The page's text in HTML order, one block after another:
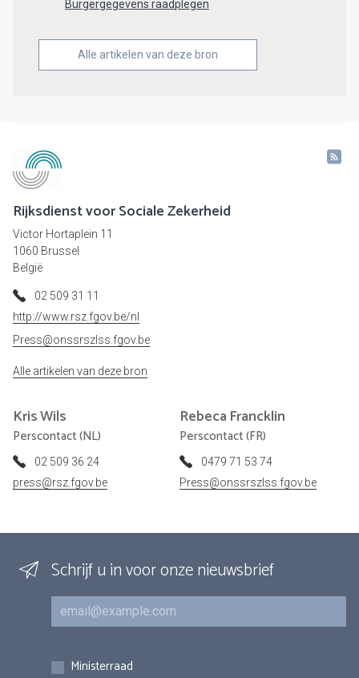
Burgergegevens raadplegen
Alle artikelen van deze bron
Rijksdienst voor Sociale Zekerheid
Victor Hortaplein 11
1060 Brussel
België
02 509 31 11
http://www.rsz.fgov.be/nl
Press@onssrszlss.fgov.be
Alle artikelen van deze bron
KrisWils
Perscontact (NL)
02 509 36 24
press@rsz.fgov.be
Rebeca Francklin
Perscontact (FR)
0479 71 53 74
Press@onssrszlss.fgov.be
Schrijf u in voor onze nieuwsbrief
E-mail
Inschrijvingen
Ministerraad